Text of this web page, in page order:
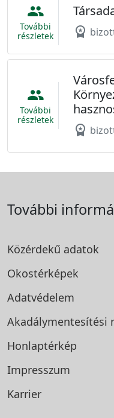
people
További
részletek
workspace_premium
people
További
részletek
workspace_premium
További
Közérdekű adatok
Okostérképek
Adatvédelem
Akadálymentesítési
Honlaptérkép
Impresszum
Karrier